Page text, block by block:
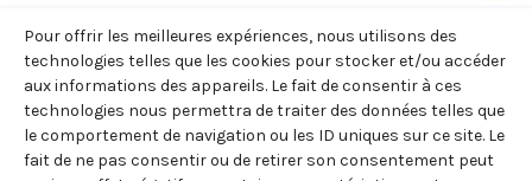
Pour offrir les meilleures expériences, nous utilisons des
technologies telles que les cookies pour stocker et/ou accéder
aux informations des appareils. Le fait de consentir à ces
technologies nous permettra de traiter des données telles que
le comportement de navigation ou les ID uniques sur ce site. Le
fait de ne pas consentir ou de retirer son consentement peut
SAGESSE DE MONGOLIE
12,00 € TTC